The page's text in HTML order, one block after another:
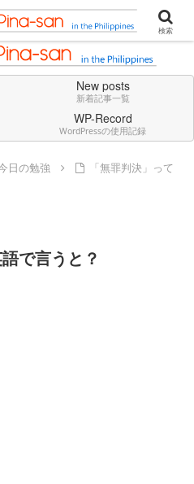
always in English.
New posts
新着記事一覧
WP-Record
WordPressの使用記録
日の勉強
「無罪判決」って
で言うと？
検索